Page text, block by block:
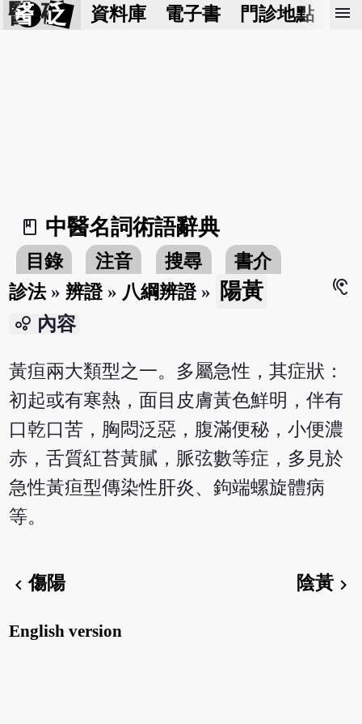
醫 砭 資料庫 電子書 門診地點 預
menu
book_2
中醫名詞術語辭典
目錄 注音 搜尋
書介
診法» 辨證» 八綱辨證» 陽黃
hearing
bubble_chart 內容
黃疸兩大類型之一。多屬急性，其症狀：
初起或有寒熱，面目皮膚黃色鮮明，伴有
口乾口苦，胸悶泛惡，腹滿便秘，小便濃
赤，舌質紅苔黃膩，脈弦數等症，多見於
急性黃疸型傳染性肝炎、鉤端螺旋體病
等。
chevron_left傷陽 陰黃chevron_right
English version